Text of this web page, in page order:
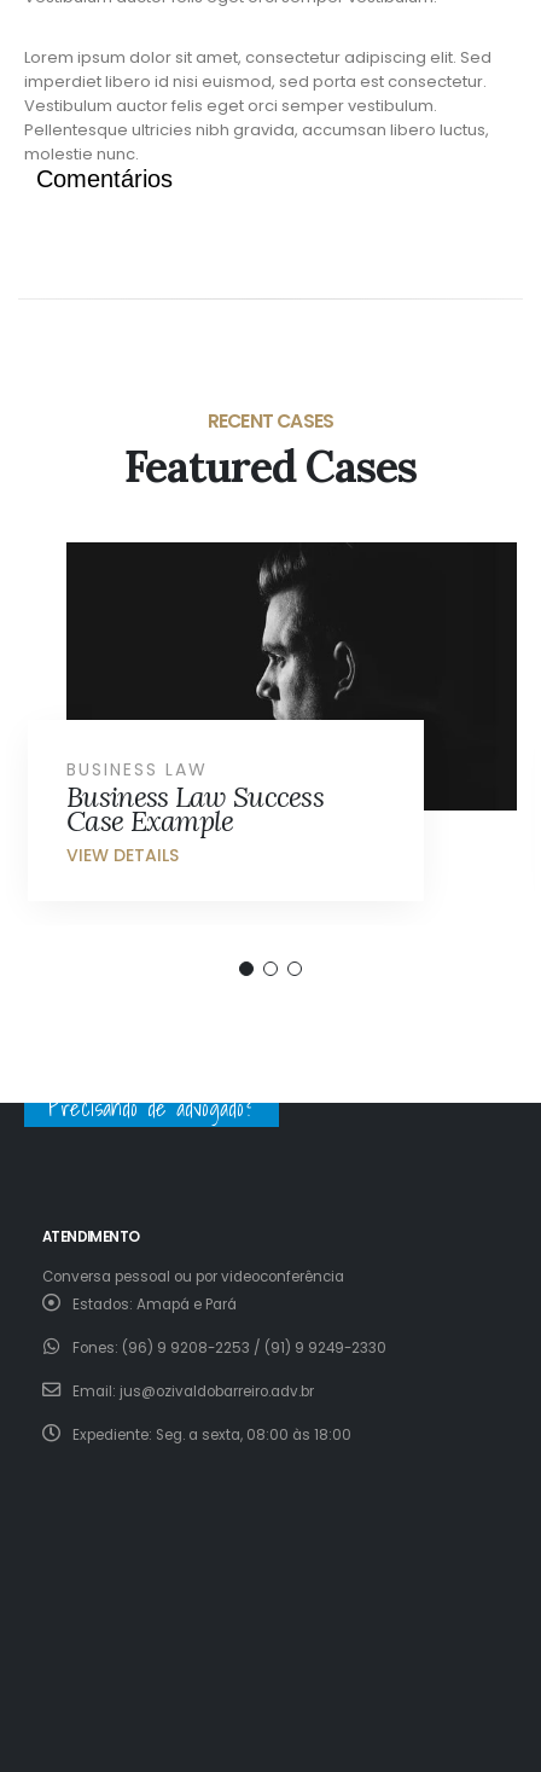
Lorem ipsum dolor sit amet, consectetur adipiscing elit. Sed
imperdiet libero id nisi euismod, sed porta est consectetur.
Vestibulum auctor felis eget orci semper vestibulum.
Pellentesque ultricies nibh gravida, accumsan libero luctus,
molestie nunc.
Comentários
RECENT CASES
Featured Cases
Health Law Success Case
Example
HEALTH LAW
Precisando de advogado?
ATENDIMENTO
Conversa pessoal ou por videoconferência
Estados: Amapá e Pará
Fones: (96) 9 9208-2253 / (91) 9 9249-2330
Email: jus@ozivaldobarreiro.adv.br
Expediente: Seg. a sexta, 08:00 às 18:00